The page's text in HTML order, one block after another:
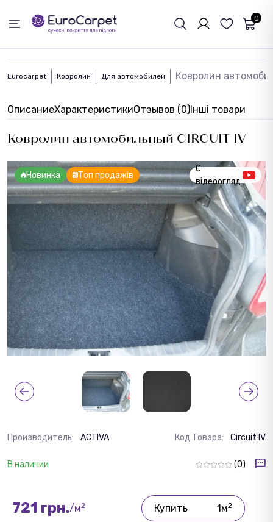
0
Eurocarpet Ковролин Для автомобилей Ковролин
ОписаниеХарактеристикиОтзывов (0)Інші товари
Ковролин автомобильный CIRCUIT IV
Новинка Топ продажів
Є
відеоогляд
Производитель: ACTIVA Код Товара: Circuit IV
В наличии (0)
721 грн./м2 Купить 1м2
ОБРАТНАЯ СВЯЗЬ